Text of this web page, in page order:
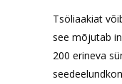
Tsöliaakiat
see mõjutab
200 erineva